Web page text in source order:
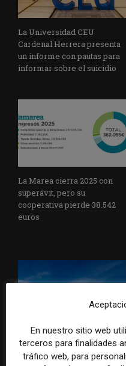
La Universidad CEU
Cardenal Herrera presenta
un informe con pautas para
informar sobre el suicidio
La Marea cierra 2025 con
superávit, pero su
cooperativa pierde 38.542
euros
Radio Televisión Madrid
establece un sistema de
En nuestro sitio web
terceros para finalidades
tráfico web, para